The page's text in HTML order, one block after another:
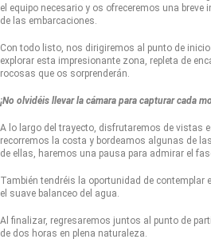
el equipo necesario y os ofreceremos una
de las embarcaciones.
Con todo listo, nos dirigiremos al punto de
explorar esta impresionante zona, repleta de
rocosas que os sorprenderán.
¡No olvidéis llevar la cámara para capturar cada
A lo largo del trayecto, disfrutaremos de vistas
recorremos la costa y bordeamos algunas de
de ellas, haremos una pausa para admirar el
También tendréis la oportunidad de contemplar
el suave balanceo del agua.
Al finalizar, regresaremos juntos al punto de
de dos horas en plena naturaleza.